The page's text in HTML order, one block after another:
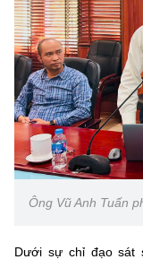
Ông Vũ Anh Tuấn
Dưới sự chỉ đạo sát